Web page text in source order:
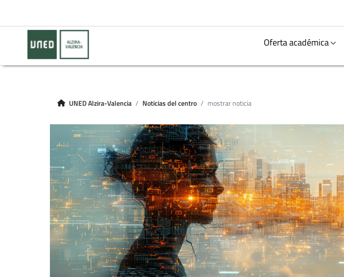
Oferta académica
UNED Alzira-Valencia Noticias del centro mostrar noticia